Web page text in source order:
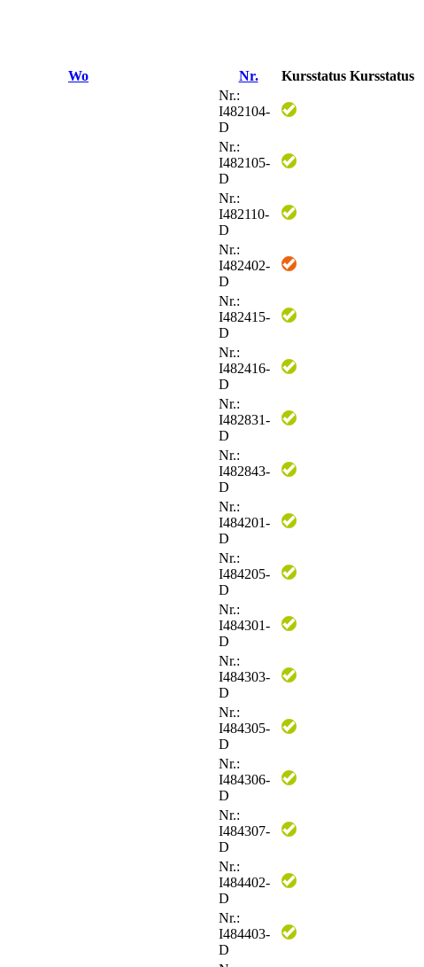
Wo Nr. Kursstatus Kursstatus
Nr.:
I482104-
D
Nr.:
I482105-
D
Nr.:
I482110-
D
Nr.:
I482402-
D
Nr.:
I482415-
D
Nr.:
I482416-
D
Nr.:
I482831-
D
Nr.:
I482843-
D
Nr.:
I484201-
D
Nr.:
I484205-
D
Nr.:
I484301-
D
Nr.:
I484303-
D
Nr.:
I484305-
D
Nr.:
I484306-
D
Nr.:
I484307-
D
Nr.:
I484402-
D
Nr.:
I484403-
D